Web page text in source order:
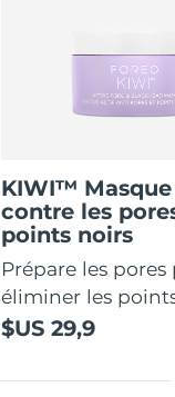
KIWI™
contre les
points noirs
Prépare les
éliminer les
$US 29,9